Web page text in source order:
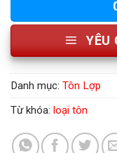
YÊU
Danh mục: Tôn Lợp
Từ khóa: loại tôn